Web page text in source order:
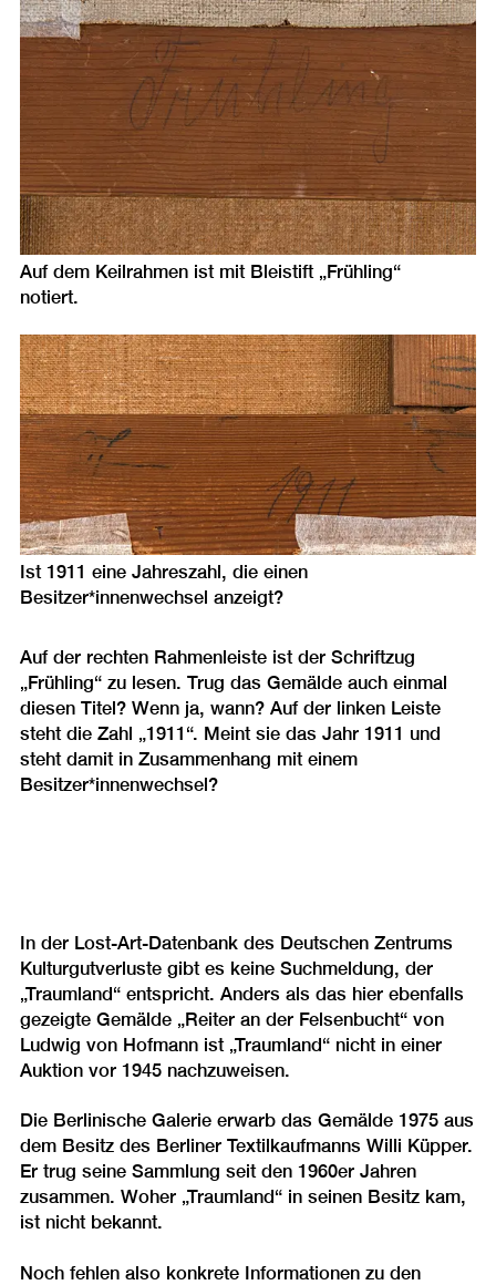
Auf dem Keilrahmen ist mit Bleistift „Frühling“
notiert.
Ist 1911 eine Jahreszahl, die einen
Besitzer*innenwechsel anzeigt?
Auf der rechten Rahmenleiste ist der Schriftzug
„Frühling“ zu lesen. Trug das Gemälde auch einmal
diesen Titel? Wenn ja, wann? Auf der linken Leiste
steht die Zahl „1911“. Meint sie das Jahr 1911 und
steht damit in Zusammenhang mit einem
Besitzer*innenwechsel?
In der Lost-Art-Datenbank des Deutschen Zentrums
Kulturgutverluste gibt es keine Suchmeldung, der
„Traumland“ entspricht. Anders als das hier ebenfalls
gezeigte Gemälde „Reiter an der Felsenbucht“ von
Ludwig von Hofmann ist „Traumland“ nicht in einer
Auktion vor 1945 nachzuweisen.
Die Berlinische Galerie erwarb das Gemälde 1975 aus
dem Besitz des Berliner Textilkaufmanns Willi Küpper.
Er trug seine Sammlung seit den 1960er Jahren
zusammen. Woher „Traumland“ in seinen Besitz kam,
ist nicht bekannt.
Noch fehlen also konkrete Informationen zu den